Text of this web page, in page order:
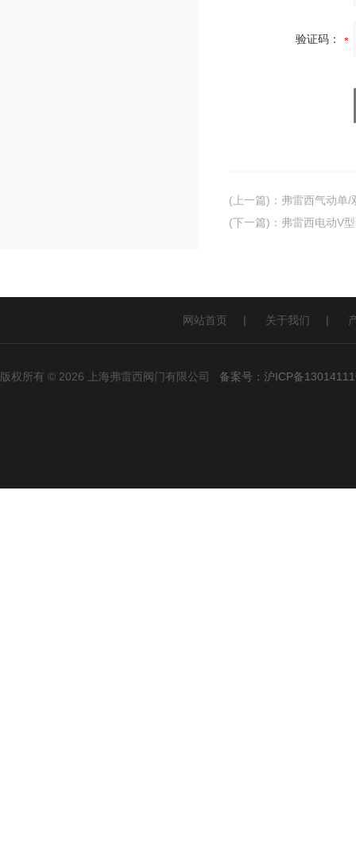
验证码：
(上一篇) ： 弗雷西气动单/
(下一篇) ： 弗雷西电动V
网站首页 | 关于我们 |
版权所有 © 2026 上海弗雷西阀门有限公司 备案号：沪ICP备